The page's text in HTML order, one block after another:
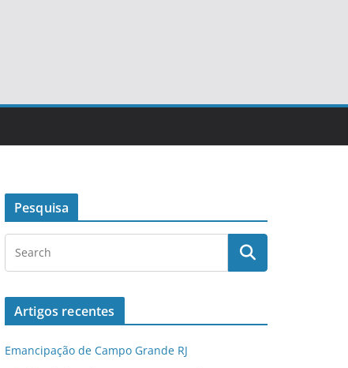
Pesquisa
Artigos recentes
Emancipação de Campo Grande RJ